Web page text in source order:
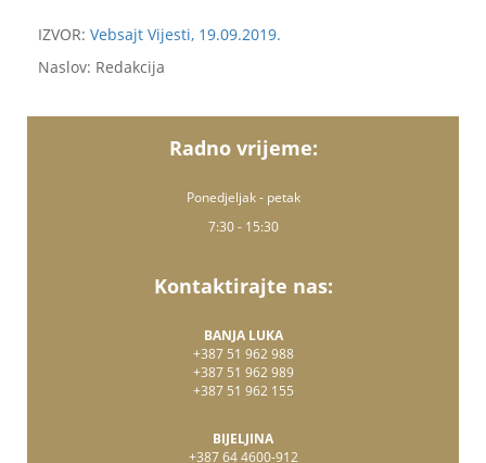
IZVOR: Vebsajt Vijesti, 19.09.2019.
Naslov: Redakcija
Radno vrijeme:
Ponedjeljak - petak
7:30 - 15:30
Kontaktirajte nas:
BANJA LUKA
+387 51 962 988
+387 51 962 989
+387 51 962 155
BIJELJINA
+387 64 4600-912